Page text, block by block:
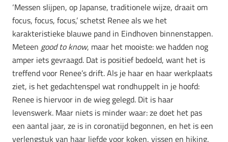
‘Messen slijpen, op Japanse, traditionele wijze, draait om
focus, focus, focus,’ schetst Renee als we het
karakteristieke blauwe pand in Eindhoven binnenstappen.
Meteen good to know, maar het mooiste: we hadden nog
amper iets gevraagd. Dat is positief bedoeld, want het is
treffend voor Renee’s drift. Als je haar en haar werkplaats
ziet, is het gedachtenspel wat rondhuppelt in je hoofd:
Renee is hiervoor in de wieg gelegd. Dit is haar
levenswerk. Maar niets is minder waar: ze doet het pas
een aantal jaar, ze is in coronatijd begonnen, en het is een
verlengstuk van haar liefde voor koken, vissen en hiking.